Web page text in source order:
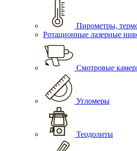
Пирометры,
Ротационные лазерные
Смотровые
Угломеры
Теодолиты